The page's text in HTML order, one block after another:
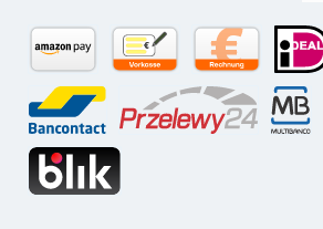
Kauf auf
Bancontact
Amazon PayVorkasse per